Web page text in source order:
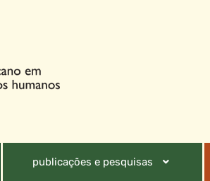
publicações e pesquisas